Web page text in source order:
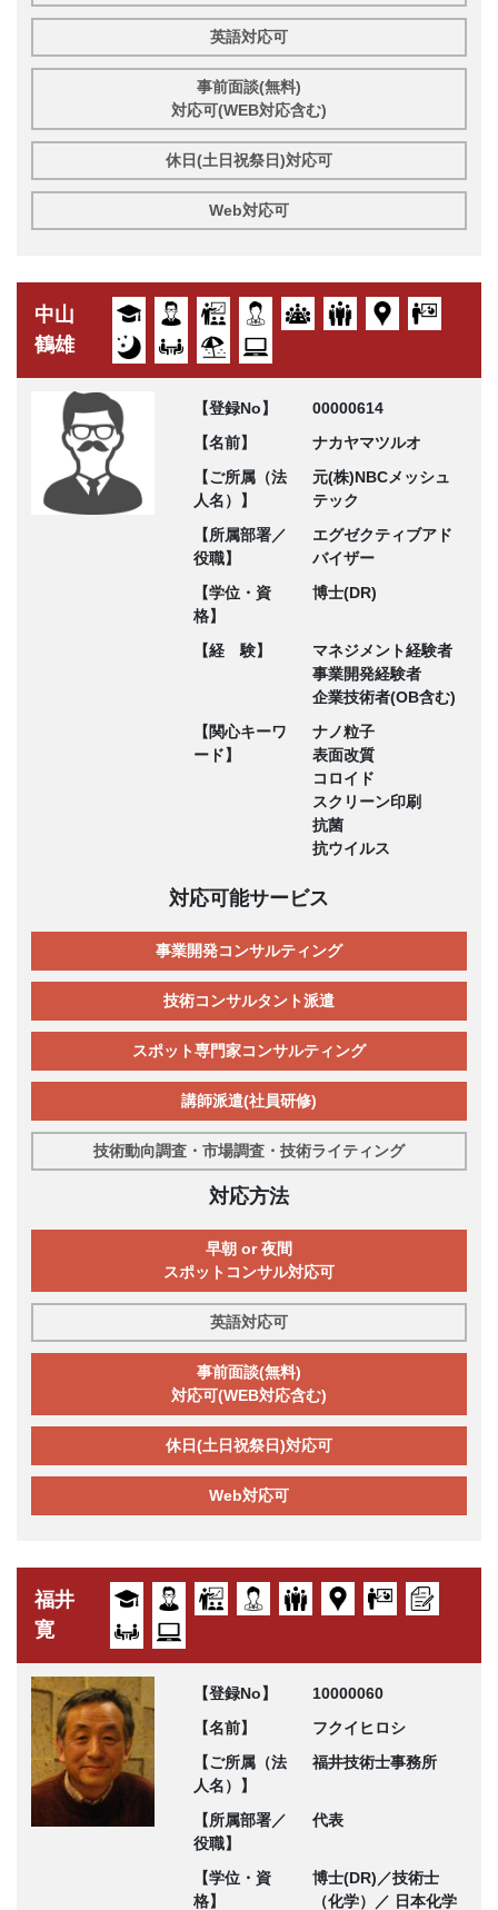
英語対応可
事前面談(無料)
対応可(WEB対応含む)
休日(土日祝祭日)対応可
Web対応可
中山
鶴雄
【登録No】
00000614
【名前】
ナカヤマツルオ
【ご所属（法
人名）】
元(株)NBCメッシュ
テック
【所属部署／
役職】
エグゼクティブアド
バイザー
【学位・資
格】
博士(DR)
【経 験】
マネジメント経験者
事業開発経験者
企業技術者(OB含む)
【関心キーワ
ード】
ナノ粒子
表面改質
コロイド
スクリーン印刷
抗菌
抗ウイルス
対応可能サービス
事業開発コンサルティング
技術コンサルタント派遣
スポット専門家コンサルティング
講師派遣(社員研修)
技術動向調査・市場調査・技術ライティング
対応方法
早朝 or 夜間
スポットコンサル対応可
英語対応可
事前面談(無料)
対応可(WEB対応含む)
休日(土日祝祭日)対応可
Web対応可
福井
寛
【登録No】
10000060
【名前】
フクイヒロシ
【ご所属（法
人名）】
福井技術士事務所
【所属部署／
役職】
代表
【学位・資
格】
博士(DR)／技術士
（化学）／ 日本化学